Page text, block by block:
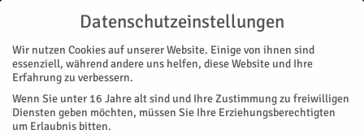
Start Galerie Galerie 2026 Von Kernenergie, künstlicher Intelligenz und viel Wachstum
GALERIE GALERIE 2026
Datenschutzeinstellungen
Wir nutzen Cookies auf unserer Website. Einige von ihnen sind
essenziell, während andere uns helfen, diese Website und Ihre
Erfahrung zu verbessern.
Wenn Sie unter 16 Jahre alt sind und Ihre Zustimmung zu freiwilligen
Diensten geben möchten, müssen Sie Ihre Erziehungsberechtigten
um Erlaubnis bitten.